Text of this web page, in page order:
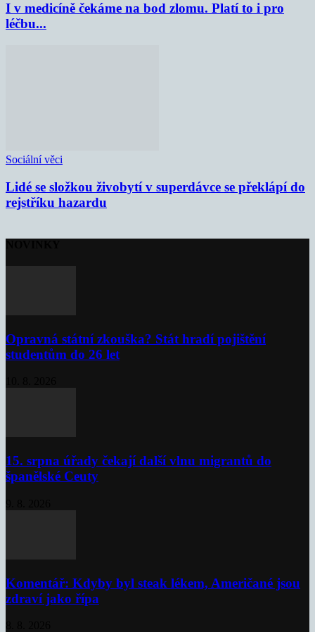
I v medicíně čekáme na bod zlomu. Platí to i pro
léčbu...
Sociální věci
Lidé se složkou živobytí v superdávce se překlápí do
rejstříku hazardu
Opravná státní zkouška? Stát hradí pojištění
studentům do 26 let
15. srpna úřady čekají další vlnu migrantů do
španělské Ceuty
Komentář: Kdyby byl steak lékem, Američané jsou
zdraví jako řípa